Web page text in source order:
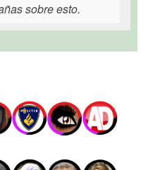
sobre esto.